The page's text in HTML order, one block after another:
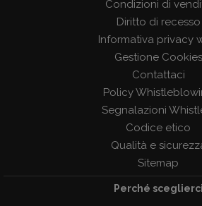
Condizioni di
Diritto di recesso
Informativa privacy
Gestione Cookies
Contattaci
Policy
Segnalazioni
Codice etico
Qualità e
Sitemap
Perché sceglierci